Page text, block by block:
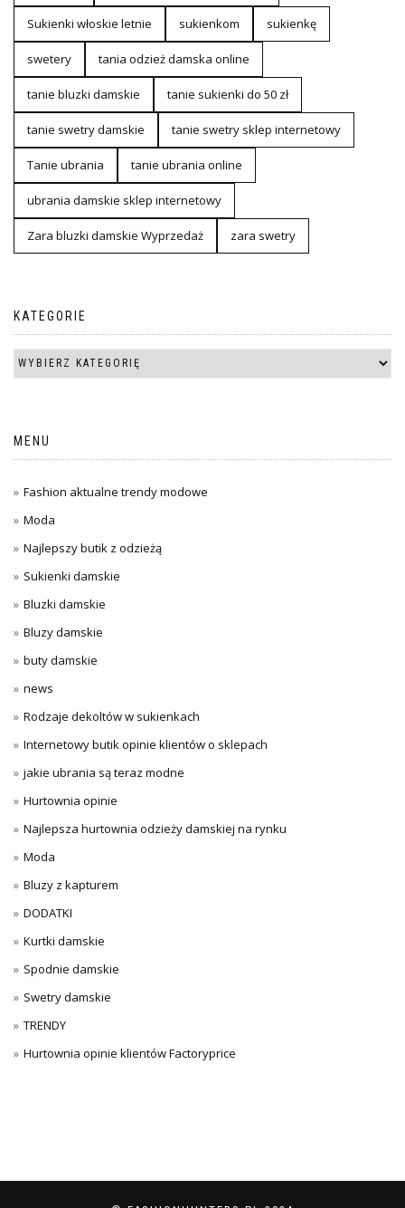
Sukienki włoskie letnie sukienkom sukienkę
swetery tania odzież damska online
tanie bluzki damskie tanie sukienki do 50 zł
tanie swetry damskie tanie swetry sklep internetowy
Tanie ubrania tanie ubrania online
ubrania damskie sklep internetowy
Zara bluzki damskie Wyprzedaż zara swetry
KATEGORIE
MENU
Fashion aktualne trendy modowe
Moda
Najlepszy butik z odzieżą
Sukienki damskie
Bluzki damskie
Bluzy damskie
buty damskie
news
Rodzaje dekoltów w sukienkach
Internetowy butik opinie klientów o sklepach
jakie ubrania są teraz modne
Hurtownia opinie
Najlepsza hurtownia odzieży damskiej na rynku
Moda
Bluzy z kapturem
DODATKI
Kurtki damskie
Spodnie damskie
Swetry damskie
TRENDY
Hurtownia opinie klientów Factoryprice